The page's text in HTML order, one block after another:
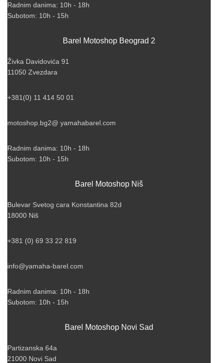
Radnim danima: 10h - 18h
Subotom: 10h - 15h
Barel Motoshop Beograd 2
Živka Davidovića 91
11050 Zvezdara
+381(0) 11 414 50 01
motoshop.bg2@ yamahabarel.com
Radnim danima: 10h - 18h
Subotom: 10h - 15h
Barel Motoshop Niš
Bulevar Svetog cara Konstantina 82d
18000 Niš
+381 (0) 69 33 22 819
info@yamaha-barel.com
Radnim danima: 10h - 18h
Subotom: 10h - 15h
Barel Motoshop Novi Sad
Partizanska 64a
21000 Novi Sad